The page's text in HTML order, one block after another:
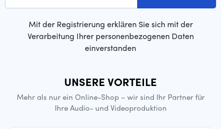
Mit der Registrierung erklären Sie sich mit der
Verarbeitung Ihrer personenbezogenen Daten
einverstanden
UNSERE VORTEILE
Mehr als nur ein Online-Shop – wir sind Ihr Partner für
Ihre Audio- und Videoproduktion